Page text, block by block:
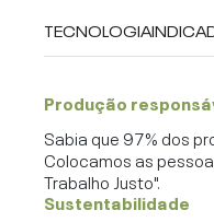
TECNOLOGIA
Produção
Sabia que 97% dos
Colocamos as
Trabalho Justo".
Sustentabilidade